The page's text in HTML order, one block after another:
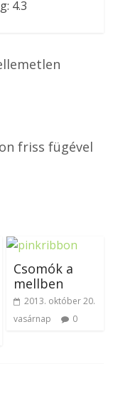
4.3
friss fügével
Csomók a
mellben
2013. október 20.
vasárnap
0